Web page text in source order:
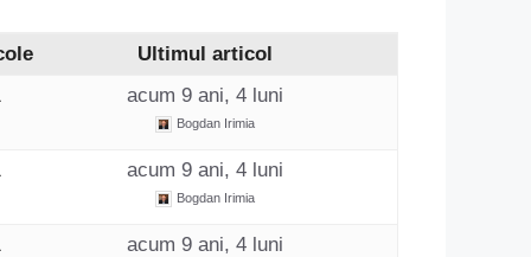
Ultimul articol
acum 9 ani, 4 luni
Bogdan Irimia
acum 9 ani, 4 luni
Bogdan Irimia
acum 9 ani, 4 luni